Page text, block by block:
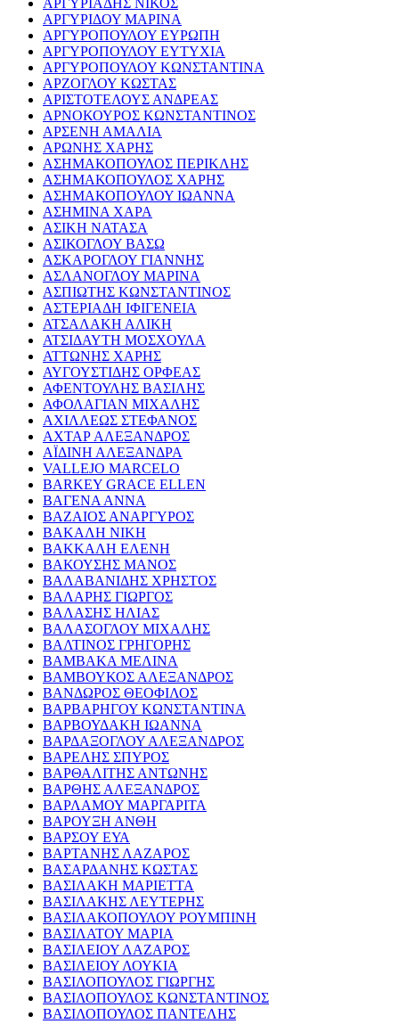
ΑΡΓΥΡΙΑΔΗΣ ΝΙΚΟΣ
ΑΡΓΥΡΙΔΟΥ ΜΑΡΙΝΑ
ΑΡΓΥΡΟΠΟΥΛΟΥ ΕΥΡΩΠΗ
ΑΡΓΥΡΟΠΟΥΛΟΥ ΕΥΤΥΧΙΑ
ΑΡΓΥΡΟΠΟΥΛΟΥ ΚΩΝΣΤΑΝΤΙΝΑ
ΑΡΖΟΓΛΟΥ ΚΩΣΤΑΣ
ΑΡΙΣΤΟΤΕΛΟΥΣ ΑΝΔΡΕΑΣ
ΑΡΝΟΚΟΥΡΟΣ ΚΩΝΣΤΑΝΤΙΝΟΣ
ΑΡΣΕΝΗ ΑΜΑΛΙΑ
ΑΡΩΝΗΣ ΧΑΡΗΣ
ΑΣΗΜΑΚΟΠΟΥΛΟΣ ΠΕΡΙΚΛΗΣ
ΑΣΗΜΑΚΟΠΟΥΛΟΣ ΧΑΡΗΣ
ΑΣΗΜΑΚΟΠΟΥΛΟΥ ΙΩΑΝΝΑ
ΑΣΗΜΙΝΑ ΧΑΡΑ
ΑΣΙΚΗ ΝΑΤΑΣΑ
ΑΣΙΚΟΓΛΟΥ ΒΑΣΩ
ΑΣΚΑΡΟΓΛΟΥ ΓΙΑΝΝΗΣ
ΑΣΛΑΝΟΓΛΟΥ ΜΑΡΙΝΑ
ΑΣΠΙΩΤΗΣ ΚΩΝΣΤΑΝΤΙΝΟΣ
ΑΣΤΕΡΙΑΔΗ ΙΦΙΓΕΝΕΙΑ
ΑΤΣΑΛΑΚΗ ΑΛΙΚΗ
ΑΤΣΙΔΑΥΤΗ ΜΟΣΧΟΥΛΑ
ΑΤΤΩΝΗΣ ΧΑΡΗΣ
ΑΥΓΟΥΣΤΙΔΗΣ ΟΡΦΕΑΣ
ΑΦΕΝΤΟΥΛΗΣ ΒΑΣΙΛΗΣ
ΑΦΟΛΑΓΙΑΝ ΜΙΧΑΛΗΣ
ΑΧΙΛΛΕΩΣ ΣΤΕΦΑΝΟΣ
ΑΧΤΑΡ ΑΛΕΞΑΝΔΡΟΣ
ΑΪΔΙΝΗ ΑΛΕΞΑΝΔΡΑ
VALLEJO MARCELO
BARKEY GRACE ELLEN
ΒΑΓΕΝΑ ΑΝΝΑ
ΒΑΖΑΙΟΣ ΑΝΑΡΓΥΡΟΣ
ΒΑΚΑΛΗ ΝΙΚΗ
ΒΑΚΚΑΛΗ ΕΛΕΝΗ
ΒΑΚΟΥΣΗΣ ΜΑΝΟΣ
ΒΑΛΑΒΑΝΙΔΗΣ ΧΡΗΣΤΟΣ
ΒΑΛΑΡΗΣ ΓΙΩΡΓΟΣ
ΒΑΛΑΣΗΣ ΗΛΙΑΣ
ΒΑΛΑΣΟΓΛΟΥ ΜΙΧΑΛΗΣ
ΒΑΛΤΙΝΟΣ ΓΡΗΓΟΡΗΣ
ΒΑΜΒΑΚΑ ΜΕΛΙΝΑ
ΒΑΜΒΟΥΚΟΣ ΑΛΕΞΑΝΔΡΟΣ
ΒΑΝΔΩΡΟΣ ΘΕΟΦΙΛΟΣ
ΒΑΡΒΑΡΗΓΟΥ ΚΩΝΣΤΑΝΤΙΝΑ
ΒΑΡΒΟΥΔΑΚΗ ΙΩΑΝΝΑ
ΒΑΡΔΑΞΟΓΛΟΥ ΑΛΕΞΑΝΔΡΟΣ
ΒΑΡΕΛΗΣ ΣΠΥΡΟΣ
ΒΑΡΘΑΛΙΤΗΣ ΑΝΤΩΝΗΣ
ΒΑΡΘΗΣ ΑΛΕΞΑΝΔΡΟΣ
ΒΑΡΛΑΜΟΥ ΜΑΡΓΑΡΙΤΑ
ΒΑΡΟΥΞΗ ΑΝΘΗ
ΒΑΡΣΟΥ ΕΥΑ
ΒΑΡΤΑΝΗΣ ΛΑΖΑΡΟΣ
ΒΑΣΑΡΔΑΝΗΣ ΚΩΣΤΑΣ
ΒΑΣΙΛΑΚΗ ΜΑΡΙΕΤΤΑ
ΒΑΣΙΛΑΚΗΣ ΛΕΥΤΕΡΗΣ
ΒΑΣΙΛΑΚΟΠΟΥΛΟΥ ΡΟΥΜΠΙΝΗ
ΒΑΣΙΛΑΤΟΥ ΜΑΡΙΑ
ΒΑΣΙΛΕΙΟΥ ΛΑΖΑΡΟΣ
ΒΑΣΙΛΕΙΟΥ ΛΟΥΚΙΑ
ΒΑΣΙΛΟΠΟΥΛΟΣ ΓΙΩΡΓΗΣ
ΒΑΣΙΛΟΠΟΥΛΟΣ ΚΩΝΣΤΑΝΤΙΝΟΣ
ΒΑΣΙΛΟΠΟΥΛΟΣ ΠΑΝΤΕΛΗΣ